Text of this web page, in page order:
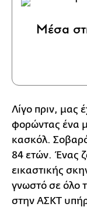
Μέσα
Λίγο πριν, μας
φορώντας ένα
κασκόλ.
84 ετών. Ένας
εικαστικής
γνωστό σε όλο
στην ΑΣΚΤ